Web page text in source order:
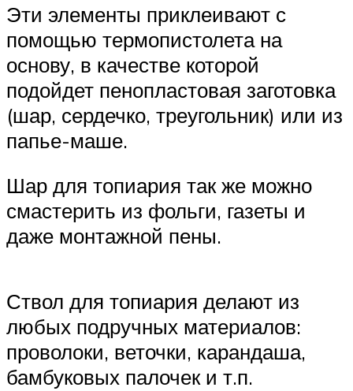
Эти элементы приклеивают с
помощью термопистолета на
основу, в качестве которой
подойдет пенопластовая заготовка
(шар, сердечко, треугольник) или из
папье-маше.
Шар для топиария так же можно
смастерить из фольги, газеты и
даже монтажной пены.
Ствол для топиария делают из
любых подручных материалов:
проволоки, веточки, карандаша,
бамбуковых палочек и т.п.